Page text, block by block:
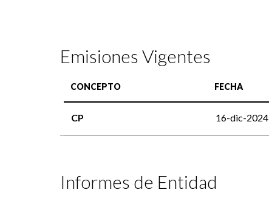
Emisiones Vigentes
CONCEPTO FECHA
CP 16-dic-2024
Informes de Entidad